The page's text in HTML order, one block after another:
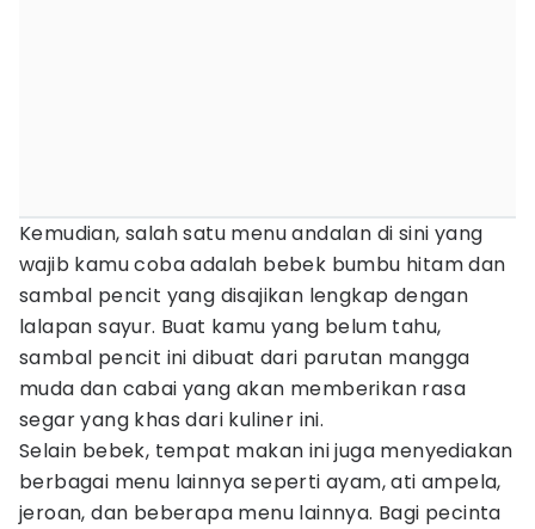
Kemudian, salah satu menu andalan di sini yang
wajib kamu coba adalah bebek bumbu hitam dan
sambal pencit yang disajikan lengkap dengan
lalapan sayur. Buat kamu yang belum tahu,
sambal pencit ini dibuat dari parutan mangga
muda dan cabai yang akan memberikan rasa
segar yang khas dari kuliner ini.
Selain bebek, tempat makan ini juga menyediakan
berbagai menu lainnya seperti ayam, ati ampela,
jeroan, dan beberapa menu lainnya. Bagi pecinta